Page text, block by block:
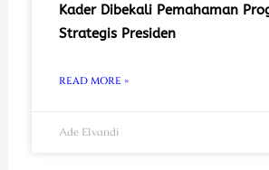
Kader Dibekali Pemahaman
Strategis Presiden
READ MORE »
Ade Elvandi